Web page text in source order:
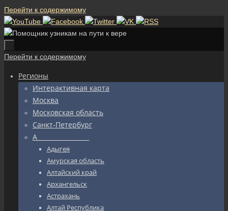
Перейти к содержимому
Перейти к содержимому
Регионы
Интерактивная карта
Москва
Московская область
Санкт-Петербург
А_________________
Адыгея
Амурская область
Алтайский край
Архангельск
Астрахань
Алтай Республика